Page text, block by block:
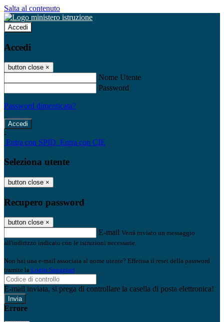
Salta al contenuto
Accedi
Accedi
button close ×
Nome Utente
Password
Password dimenticata?
-
Entra con SPID Entra con CIE
Seleziona utente
button close ×
Recupero password
button close ×
E-mail Verrà inviato un messaggio
all'indirizzo indicato con le istruzioni necessarie.
Non hai una e-mail associata al nome utente? Effettua il reset della password
tramite la Login Spaggiari
E-mail inviata, si prega di controllare la casella di posta elettronica!
Errore